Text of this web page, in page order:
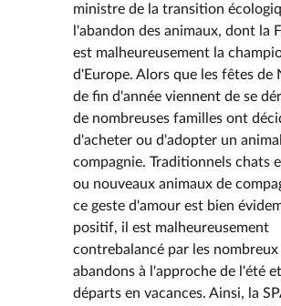
ministre de la transition
l'abandon des animaux, dont la
est malheureusement la
d'Europe. Alors que les fêtes de
de fin d'année viennent de se
de nombreuses familles ont
d'acheter ou d'adopter un
compagnie. Traditionnels chats
ou nouveaux animaux de
ce geste d'amour est bien
positif, il est malheureusement
contrebalancé par les nombreux
abandons à l'approche de l'été
départs en vacances. Ainsi, la